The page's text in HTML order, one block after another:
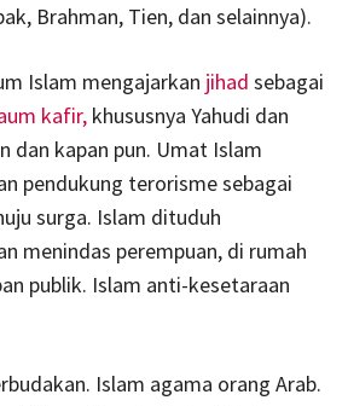
Brahman, Tien, dan selainnya).
Islam mengajarkan jihad sebagai
kafir, khususnya Yahudi dan
dan kapan pun. Umat Islam
pendukung terorisme sebagai
surga. Islam dituduh
menindas perempuan, di rumah
publik. Islam anti-kesetaraan
Islam agama orang Arab.